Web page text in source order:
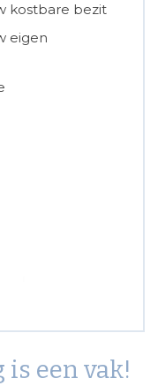
kostbare bezit
eigen
een vak!